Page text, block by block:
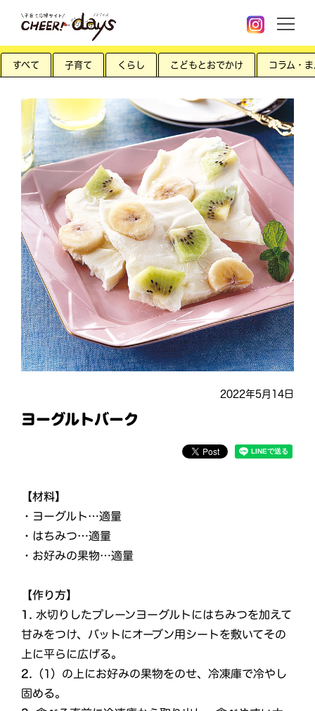
すべて 子育て くらし こどもとおでかけ コラム・
2022年5月14日
ヨーグルトバーク
【材料】
・ヨーグルト…適量
・はちみつ…適量
・お好みの果物…適量
【作り方】
1. 水切りしたプレーンヨーグルトにはちみつを加えて
甘みをつけ、バットにオーブン用シートを敷いてその
上に平らに広げる。
2. （1）の上にお好みの果物をのせ、冷凍庫で冷やし
固める。